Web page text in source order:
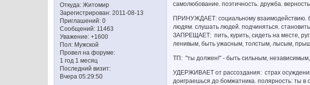
Откуда: Житомир
Зарегистрирован: 2011-08-13
Приглашений: 0
Сообщений: 11463
Уважение: +1600
Пол: Мужской
Провел на форуме:
1 год 1 месяц
Последний визит:
Вчера 05:29:50
самолюбование. поэтичность. дружба.
ПРИНУЖДАЕТ: социальному взаимодействию.
людям. слушать людей. подчиняться.
ЗАПРЕЩАЕТ: пить, курить, сидеть на месте,
ленивым, быть ужасным, толстым, лысым,
ТП: "ты должен!" - быть сильным, независимым,
УДЕРЖИВАЕТ от рассоздания: страх
доиграешься до бомжатника. полярность: ты в